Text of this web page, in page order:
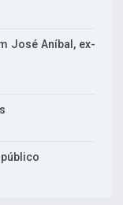
José Aníbal, ex-